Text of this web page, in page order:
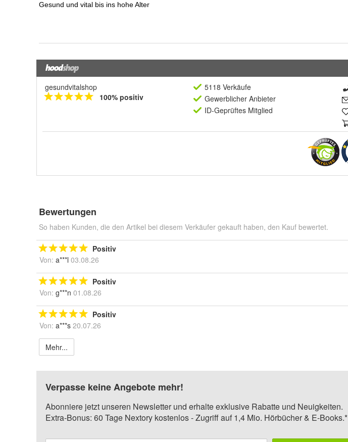
gesundvitalshop
100% positiv
5118 Verkäufe
Gewerblicher Anbieter
ID-Geprüftes Mitglied
Bewertungen
So haben Kunden, die den Artikel bei diesem Verkäufer gekauft haben, den Kauf bewertet.
Positiv
Von: a***l 03.08.26
Positiv
Von: g***n 01.08.26
Positiv
Von: a***s 20.07.26
Mehr...
Verpasse keine Angebote mehr!
Abonniere jetzt unseren Newsletter und erhalte exklusive Rabatte und Neuigkeiten.
Extra-Bonus: 60 Tage Nextory kostenlos - Zugriff auf 1,4 Mio. Hörbücher & E-Books.*